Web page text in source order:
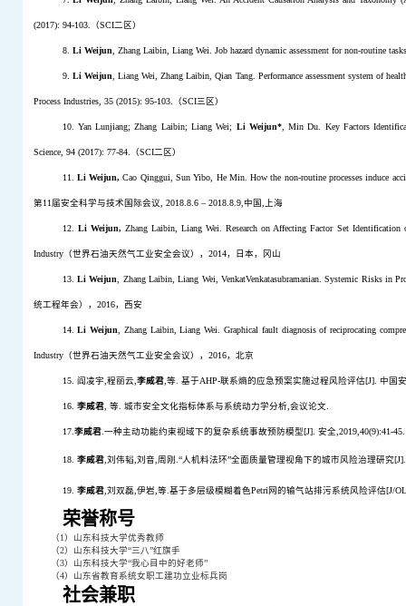
(2017): 94-103. （SCI二 区）
8. Li Weijun , Zhang Laibin, Liang Wei. Job hazard dynamic assessment for non-routine
9. Li Weijun , Liang Wei, Zhang Laibin, Qian Tang. Performance assessment system of
Process Industries, 35 (2015): 95-103. （SCI三 区）
10. Yan Lunjiang; Zhang Laibin; Liang Wei; Li Weijun*, Min Du. Key Factors
Science, 94 (2017): 77-84. （SCI二 区）
11. Li Weijun, Cao Qinggui, Sun Yibo, He Min. How the non-routine processes induce
第11 届安全科学与技术国际会议 , 2018.8.6 –2018.8.9, 中国 上海
12. Li Weijun, Zhang Laibin, Liang Wei. Research on Affecting Factor Set
Industry（世界石油天然气工业安全会议）， 2014，日本，冈山
13. Li Weijun , Zhang Laibin, Liang Wei, VenkatVenkatasubramanian. Systemic Risks in
统工程年会）， 2016，西安
14.Li Weijun , Zhang Laibin, Liang Wei. Graphical fault diagnosis of reciprocating
Industry（世界石油天然气工业安全会议）， 2016，北京
15. 阎凌宇 程丽云 李威君, 等. 基于AHP-联系熵的应急预案实施过程风险评估[J]. 中国
16. 李威君, 等. 城市安全文化指标体系与系统动力学分析, 会议论文.
17. 李威君. 一种主动功能约束视域下的复杂系统事故预防模型[J]. 安全,2019,40(9):41-45.
18. 李威君, 刘伟韬 刘音 周刚 .“人机料法环”全面质量管理视角下的城市风险治理研究[J].
19. 李威君, 刘双磊 伊岩 等. 基于多层级模糊着色Petri网的输气站排污系统风险评估[J/
荣誉称号
（1）山东科技大学优秀教师
（2）山东科技大学“三八”红旗手
（3）山东科技大学“我心目中的好老师”
（4）山东省教育系统女职工建功立业标兵岗
社会兼职